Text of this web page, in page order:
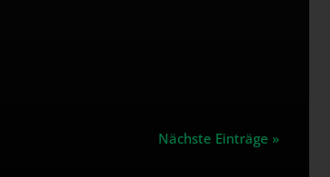
Nächste Einträge »